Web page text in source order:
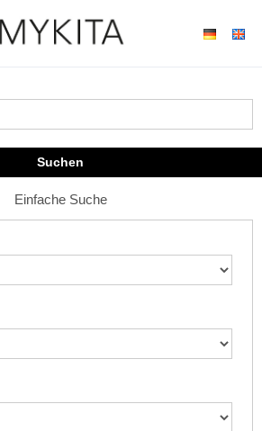
Suchen
Einfache Suche